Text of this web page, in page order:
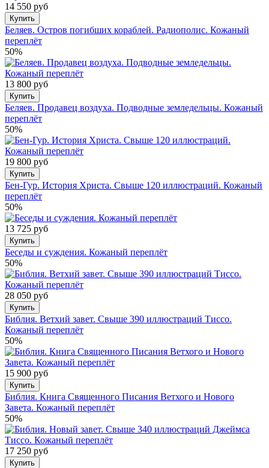
14 550 руб
Купить
Беляев. Остров погибших кораблей. Радиополис. Кожаный
переплёт
50%
13 800 руб
Купить
Беляев. Продавец воздуха. Подводные земледельцы. Кожаный
переплёт
50%
19 800 руб
Купить
Бен-Гур. История Христа. Свыше 120 иллюстраций. Кожаный
переплёт
50%
13 725 руб
Купить
Беседы и суждения. Кожаный переплёт
50%
28 050 руб
Купить
Библия. Ветхий завет. Свыше 390 иллюстраций Тиссо.
Кожаный переплёт
50%
15 900 руб
Купить
Библия. Книга Священного Писания Ветхого и Нового
Завета. Кожаный переплёт
50%
17 250 руб
Купить